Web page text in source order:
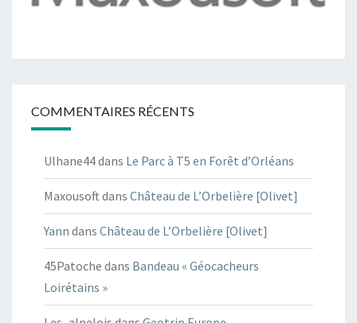
COMMENTAIRES RÉCENTS
Ulhane44dans Le Parc à T5 en Forêt d’Orléans
Maxousoft dans Château de L’Orbelière [Olivet]
Yann dans Château de L’Orbelière [Olivet]
45Patoche dans Bandeau « Géocacheurs
Loirétains »